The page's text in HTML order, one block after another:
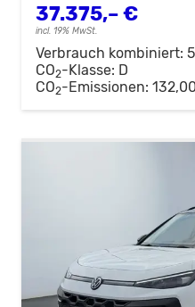
37.375,– €
incl. 19% MwSt.
Verbrauch kombiniert:
CO2-Klasse: D
CO2-Emissionen: